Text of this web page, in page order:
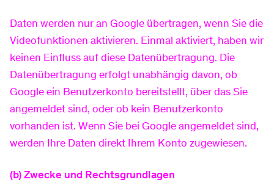
Im Fall von Google AdWords (Online
Werbeprogramm) wird jedem AdWords-Kunden
ein anderes „Conversion-Cookie“ zugewiesen. Mit
Hilfe des Cookies werden Conversion-Statistiken
für AdWords-Kunden erstellt. Die AdWords-
Kunden erfahren die Gesamtanzahl der Nutzer,
die auf ihre Anzeige geklickt haben. Sie erhalten
Nutzer identifizieren lassen.
Daten werden nur an Google übertragen, wenn Sie die
Videofunktionen aktivieren. Einmal aktiviert, haben wir
keinen Einfluss auf diese Datenübertragung. Die
Datenübertragung erfolgt unabhängig davon, ob
Google ein Benutzerkonto bereitstellt, über das Sie
angemeldet sind, oder ob kein Benutzerkonto
vorhanden ist. Wenn Sie bei Google angemeldet sind,
werden Ihre Daten direkt Ihrem Konto zugewiesen.
(b) Zwecke und Rechtsgrundlagen